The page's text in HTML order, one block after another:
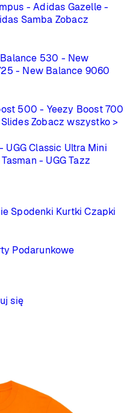
- Adidas Gazelle -
Samba Zobacz
530 - New
- New Balance 9060
500 - Yeezy Boost 700
Zobacz wszystko >
- UGG Classic Ultra Mini
- UGG Tazz
Spodenki Kurtki Czapki
Podarunkowe
się